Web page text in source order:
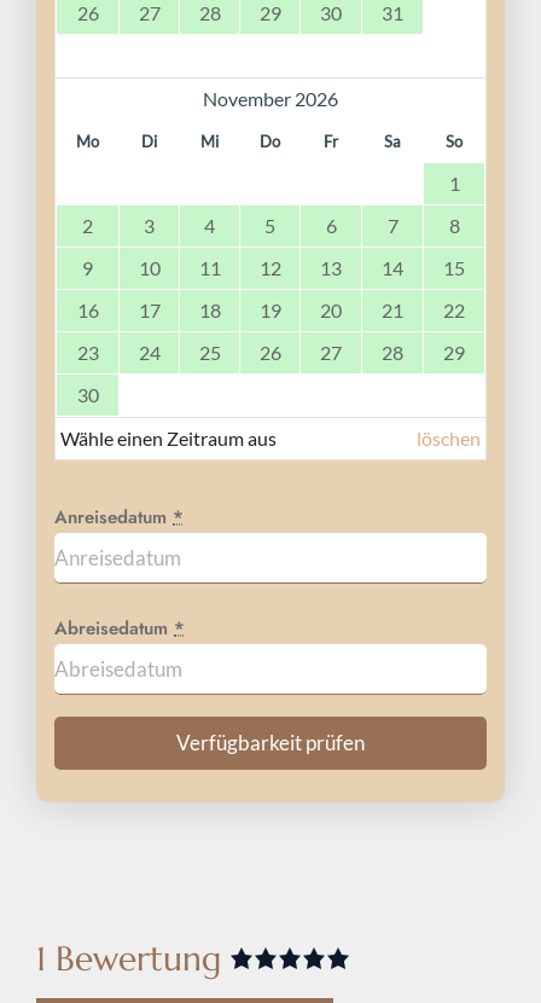
26
27 28 29 30 31
November 2026
Mo Di Mi Do Fr Sa So
1
2
3 4 5 6 7
8
9
10 11 12 13 14
15
16
17 18 19 20 21
22
23
24 25 26 27 28
29
30
Wähle einen Zeitraum aus
löschen
Anreisedatum *
Abreisedatum *
1 Bewertung